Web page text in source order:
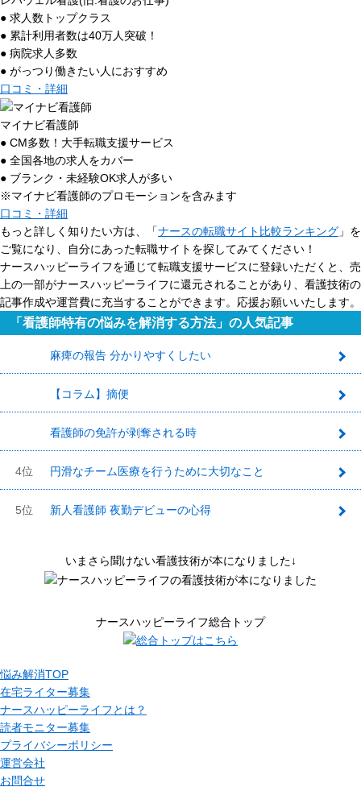
● 求人数トップクラス
● 累計利用者数は40万人突破！
● 病院求人多数
● がっつり働きたい人におすすめ
口コミ・詳細
マイナビ看護師
● CM多数！大手転職支援サービス
● 全国各地の求人をカバー
● ブランク・未経験OK求人が多い
※マイナビ看護師のプロモーションを含みます
口コミ・詳細
もっと詳しく知りたい方は、「ナースの転職サイト比較ランキング 」を
ご覧になり、自分にあった転職サイトを探してみてください！
ナースハッピーライフを通じて転職支援サービスに登録いただくと、売
上の一部がナースハッピーライフに還元されることがあり、看護技術の
記事作成や運営費に充当することができます。応援お願いいたします。
「看護師特有の悩みを解消する方法」の人気記事
麻痺の報告 分かりやすくしたい
【コラム】摘便
看護師の免許が剥奪される時
4位 円滑なチーム医療を行うために大切なこと
5位 新人看護師 夜勤デビューの心得
いまさら聞けない看護技術が本になりました↓
ナースハッピーライフ総合トップ
悩み解消TOP
在宅ライター募集
ナースハッピーライフとは？
読者モニター募集
プライバシーポリシー
運営会社
お問合せ